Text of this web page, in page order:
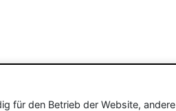
für den Betrieb der Website, andere